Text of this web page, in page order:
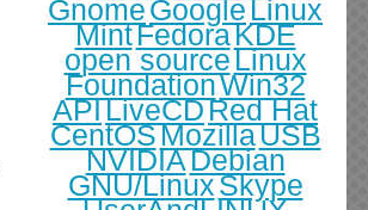
GnomeGoogleLinux
MintFedoraKDE
open sourceLinux
FoundationWin32
APILiveCDRed Hat
CentOSMozillaUSB
NVIDIADebian
GNU/LinuxSkype